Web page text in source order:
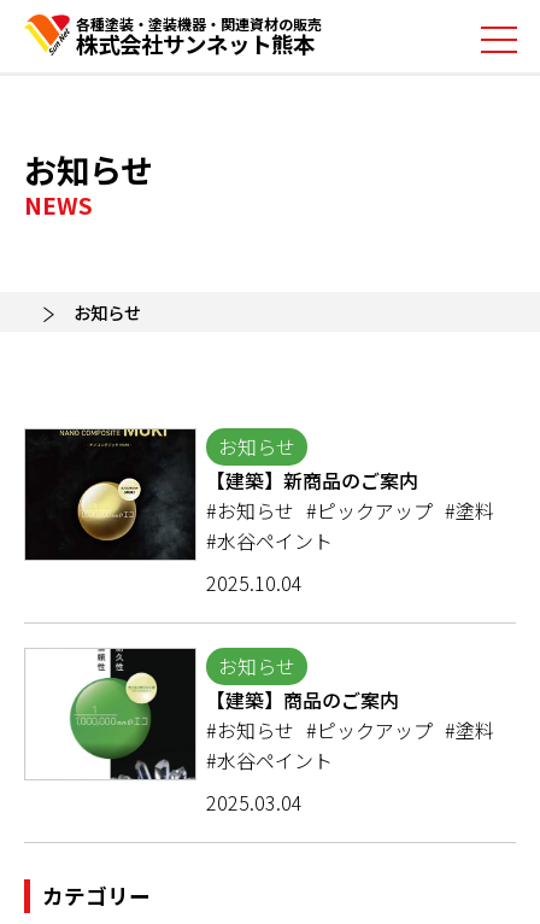
各種塗装・塗装機器・関連資材の販売
株式会社サンネット熊本
お知らせ
NEWS
お知らせ
お知らせ
【建築】新商品のご案内
#お知らせ #ピックアップ #塗料
#水谷ペイント
2025.10.04
お知らせ
【建築】商品のご案内
#お知らせ #ピックアップ #塗料
#水谷ペイント
2025.03.04
カテゴリー